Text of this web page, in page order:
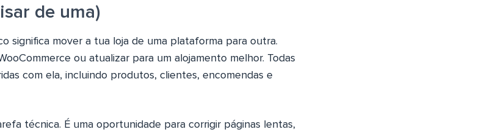
de uma)
significa mover a tua loja de uma plataforma para outra.
ou atualizar para um alojamento melhor. Todas
com ela, incluindo produtos, clientes, encomendas e
técnica. É uma oportunidade para corrigir páginas lentas,